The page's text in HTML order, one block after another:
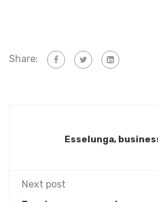
Share:
Esselunga,
Next post